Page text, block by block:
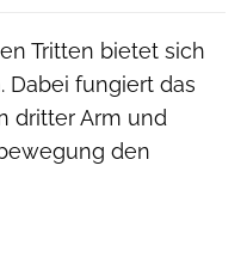
Tritten bietet sich
Dabei fungiert das
dritter Arm und
den